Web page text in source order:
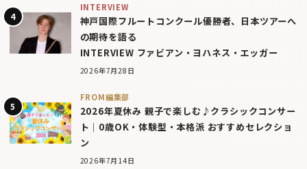
INTERVIEW
神戸国際フルートコンクール優勝者、日本ツアーへ
の期待を語る
INTERVIEW ファビアン・ヨハネス・エッガー
2026年7月28日
FROM編集部
2026年夏休み 親子で楽しむ♪クラシックコンサー
ト｜0歳OK・体験型・本格派 おすすめセレクショ
ン
2026年7月14日